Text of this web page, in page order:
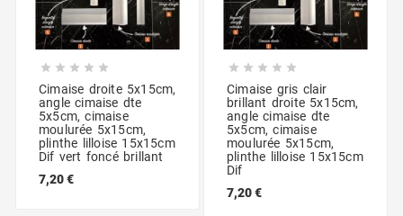
    
Cimaise droite 5x15cm,
angle cimaise dte
5x5cm, cimaise
moulurée 5x15cm,
plinthe lilloise 15x15cm
Dif vert foncé brillant
7,20 €
    
Cimaise gris clair
brillant droite 5x15cm,
angle cimaise dte
5x5cm, cimaise
moulurée 5x15cm,
plinthe lilloise 15x15cm
Dif
7,20 €